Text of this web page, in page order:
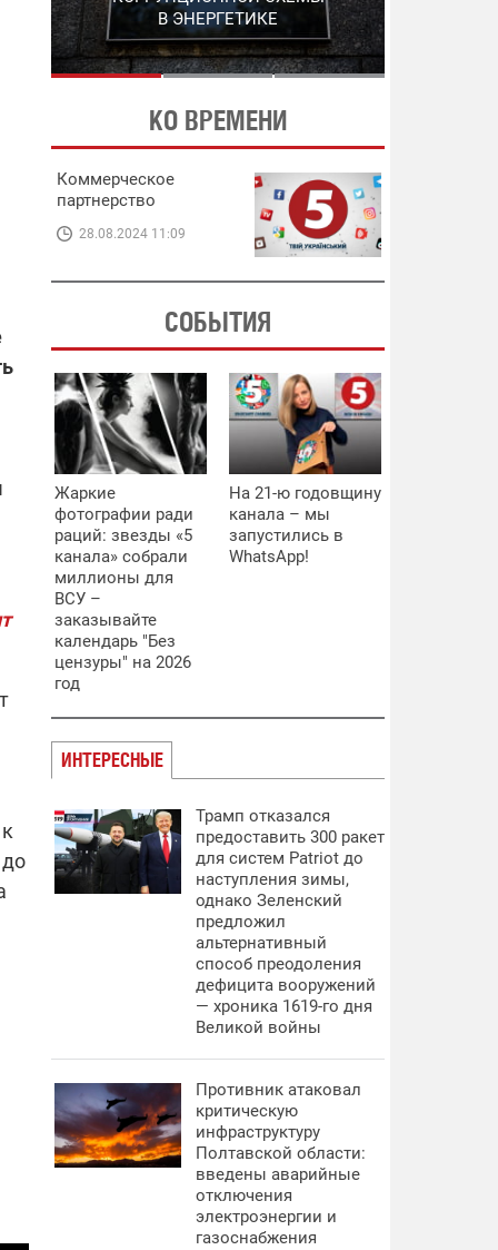
В ЭНЕРГЕТИКЕ
ЭНЕРГЕТИКЕ
КО ВРЕМЕНИ
Коммерческое
партнерство
28.08.2024 11:09
СОБЫТИЯ
Жаркие
фотографии ради
раций: звезды «5
канала» собрали
миллионы для
ВСУ –
заказывайте
календарь "Без
цензуры" на 2026
год
На 21-ю годовщину
канала – мы
запустились в
WhatsApp!
ИНТЕРЕСНЫЕ
Трамп отказался
предоставить 300 ракет
для систем Patriot до
наступления зимы,
однако Зеленский
предложил
альтернативный
способ преодоления
дефицита вооружений
— хроника 1619-го дня
Великой войны
Противник атаковал
критическую
инфраструктуру
Полтавской области:
введены аварийные
отключения
электроэнергии и
газоснабжения